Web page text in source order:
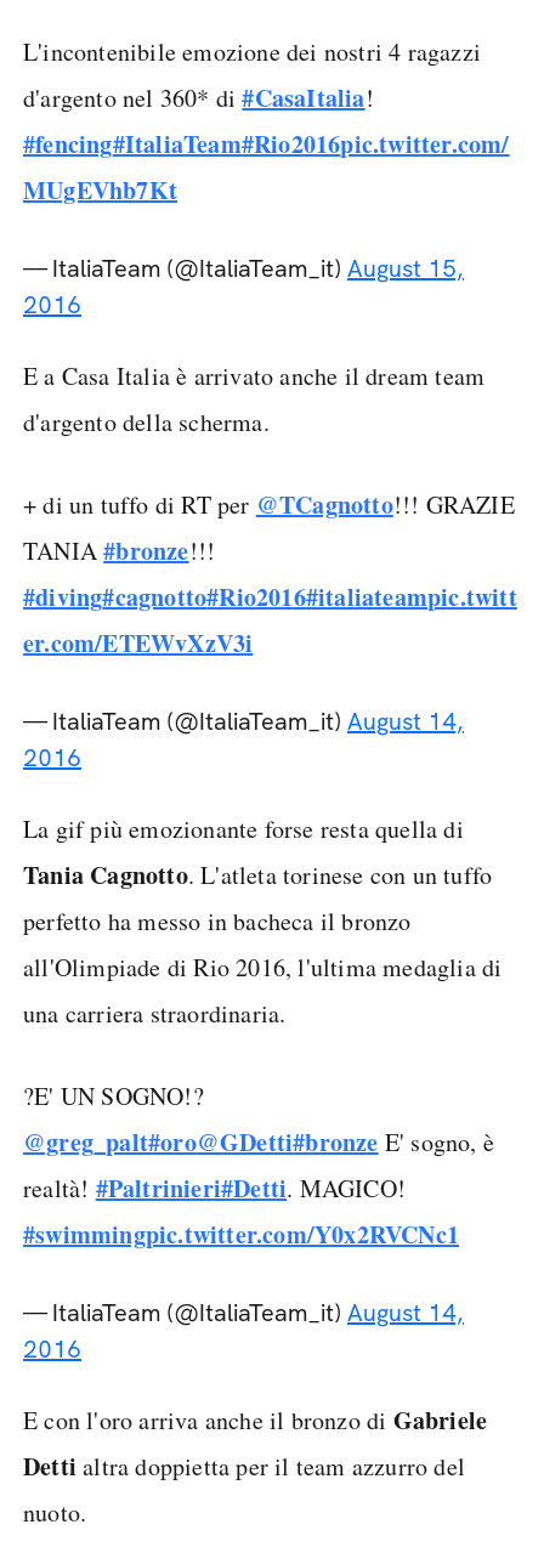
L'incontenibile emozione dei nostri 4 ragazzi
d'argento nel 360* di#CasaItalia!
#fencing#ItaliaTeam#Rio2016pic.twitter.com/
MUgEVhb7Kt
— ItaliaTeam (@ItaliaTeam_it) August 15,
2016
E a Casa Italia è arrivato anche il dream team
d'argento della scherma.
+ di un tuffo di RT per @TCagnotto!!! GRAZIE
TANIA#bronze!!!
#diving#cagnotto#Rio2016#italiateampic.twitt
er.com/ETEWvXzV3i
— ItaliaTeam (@ItaliaTeam_it) August 14,
2016
La gif più emozionante forse resta quella di
Tania Cagnotto. L'atleta torinese con un tuffo
perfetto ha messo in bacheca il bronzo
all'Olimpiade di Rio 2016, l'ultima medaglia di
una carriera straordinaria.
?E' UN SOGNO!?
@greg_palt#oro@GDetti#bronze E' sogno, è
realtà! #Paltrinieri#Detti. MAGICO!
#swimmingpic.twitter.com/Y0x2RVCNc1
— ItaliaTeam (@ItaliaTeam_it) August 14,
2016
E con l'oro arriva anche il bronzo di Gabriele
Detti altra doppietta per il team azzurro del
nuoto.